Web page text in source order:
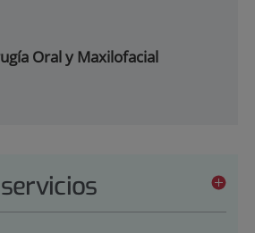
Oral y Maxilofacial